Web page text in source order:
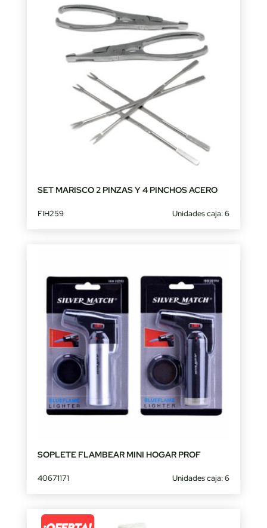
SET MARISCO 2 PINZAS Y 4 PINCHOS ACERO
FIH259 Unidades caja: 6
SOPLETE FLAMBEAR MINI HOGAR PROF
40671171 Unidades caja: 6